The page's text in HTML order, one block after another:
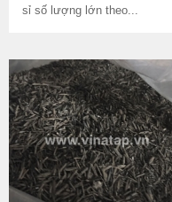
sỉ số lượng lớn theo...